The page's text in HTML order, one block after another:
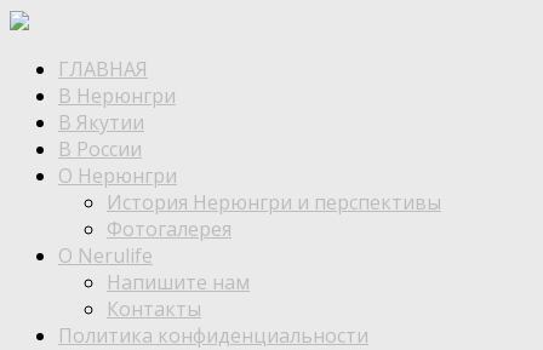
ГЛАВНАЯ
В Нерюнгри
В Якутии
В России
О Нерюнгри
История Нерюнгри и перспективы
Фотогалерея
О Nerulife
Напишите нам
Контакты
Политика конфиденциальности